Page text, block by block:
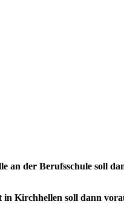
an der Berufsschule soll
Kirchhellen soll dann